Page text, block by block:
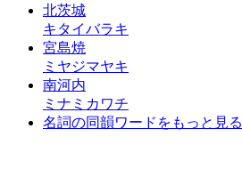
北茨城
キタイバラキ
宮島焼
ミヤジマヤキ
南河内
ミナミカワチ
名詞の同韻ワードをもっと見る